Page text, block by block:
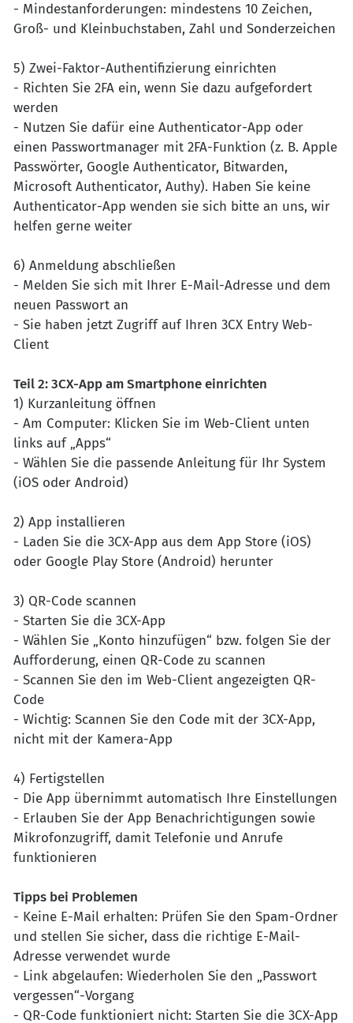
- Mindestanforderungen: mindestens 10 Zeichen,
Groß- und Kleinbuchstaben, Zahl und Sonderzeichen
5) Zwei-Faktor-Authentifizierung einrichten
- Richten Sie 2FA ein, wenn Sie dazu aufgefordert
werden
- Nutzen Sie dafür eine Authenticator-App oder
einen Passwortmanager mit 2FA-Funktion (z. B. Apple
Passwörter, Google Authenticator, Bitwarden,
Microsoft Authenticator, Authy). Haben Sie keine
Authenticator-App wenden sie sich bitte an uns, wir
helfen gerne weiter
6) Anmeldung abschließen
- Melden Sie sich mit Ihrer E-Mail-Adresse und dem
neuen Passwort an
- Sie haben jetzt Zugriff auf Ihren 3CX Entry Web-
Client
Teil 2: 3CX-App am Smartphone einrichten
1) Kurzanleitung öffnen
- Am Computer: Klicken Sie im Web-Client unten
links auf „Apps“
- Wählen Sie die passende Anleitung für Ihr System
(iOS oder Android)
2) App installieren
- Laden Sie die 3CX-App aus dem App Store (iOS)
oder Google Play Store (Android) herunter
3) QR-Code scannen
- Starten Sie die 3CX-App
- Wählen Sie „Konto hinzufügen“ bzw. folgen Sie der
Aufforderung, einen QR-Code zu scannen
- Scannen Sie den im Web-Client angezeigten QR-
Code
- Wichtig: Scannen Sie den Code mit der 3CX-App,
nicht mit der Kamera-App
4) Fertigstellen
- Die App übernimmt automatisch Ihre Einstellungen
- Erlauben Sie der App Benachrichtigungen sowie
Mikrofonzugriff, damit Telefonie und Anrufe
funktionieren
Tipps bei Problemen
- Keine E-Mail erhalten: Prüfen Sie den Spam-Ordner
und stellen Sie sicher, dass die richtige E-Mail-
Adresse verwendet wurde
- Link abgelaufen: Wiederholen Sie den „Passwort
vergessen“-Vorgang
- QR-Code funktioniert nicht: Starten Sie die 3CX-App